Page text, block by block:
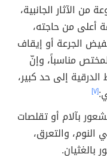
الآثار الجانبية،
أعلى من حاجته،
الجرعة أو إيقاف
مناسباً، وإنّ
إلى حد كبير،
[٧]
بآلام أو تقلصات
والتعرق،
بالغثيان.